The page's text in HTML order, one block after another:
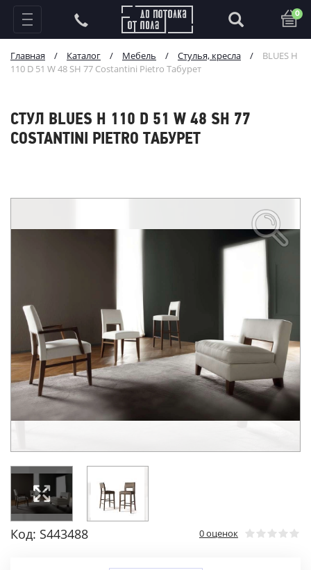
0
Главная / Каталог / Мебель / Стулья, кресла /
BLUES H
110 D 51 W 48 SH 77 Costantini Pietro Табурет
СТУЛ BLUES H 110 D 51 W 48 SH 77
COSTANTINI PIETRO ТАБУРЕТ
Код: S443488 0 оценок